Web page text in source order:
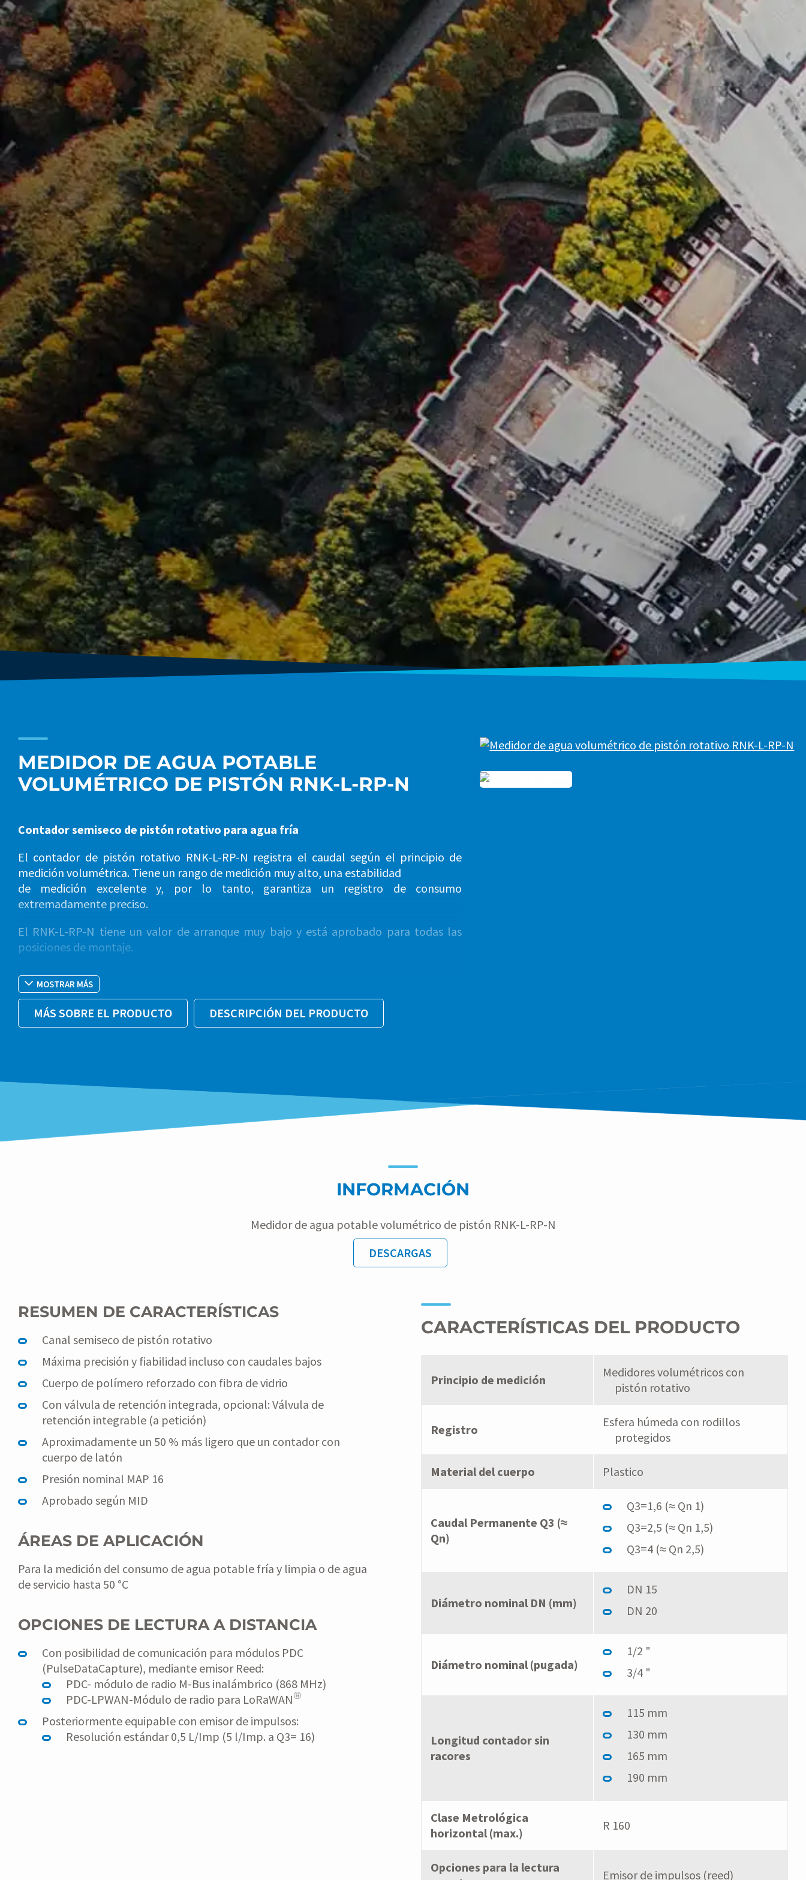
MEDIDOR DE AGUA POTABLE
VOLUMÉTRICO DE PISTÓN RNK-L-RP-N
Contador semiseco de pistón rotativo para agua fría
El contador de pistón rotativo RNK-L-RP-N registra el caudal según el principio de
medición volumétrica. Tiene un rango de medición muy alto, una estabilidad
de medición excelente y, por lo tanto, garantiza un registro de consumo
extremadamente preciso.
El RNK-L-RP-N tiene un valor de arranque muy bajo y está aprobado para todas las
posiciones de montaje.
El contador está equipado con una relojería de funcionamiento semiseco de 8 rodillos
(RP = Roller Protected).
El contador está pre-equipado para un montar un emisor Reed. Mediante un emisor
para el agua potable y está diseñada para una presión de funcionamiento de hasta 16
MOSTRAR MÁS
MÁS SOBRE EL PRODUCTO DESCRIPCIÓN DEL PRODUCTO
INFORMACIÓN
Medidor de agua potable volumétrico de pistón RNK-L-RP-N
DESCARGAS
RESUMEN DE CARACTERÍSTICAS
Canal semiseco de pistón rotativo
Máxima precisión y fiabilidad incluso con caudales bajos
Cuerpo de polímero reforzado con fibra de vidrio
Con válvula de retención integrada, opcional: Válvula de
retención integrable (a petición)
Aproximadamente un 50 % más ligero que un contador con
cuerpo de latón
Presión nominal MAP 16
Aprobado según MID
ÁREAS DE APLICACIÓN
Para la medición del consumo de agua potable fría y limpia o de agua
de servicio hasta 50 °C
OPCIONES DE LECTURA A DISTANCIA
Con posibilidad de comunicación para módulos PDC
(PulseDataCapture), mediante emisor Reed:
PDC- módulo de radio M-Bus inalámbrico (868 MHz)
PDC-LPWAN-Módulo de radio para LoRaWAN®
Posteriormente equipable con emisor de impulsos:
Resolución estándar 0,5 L/Imp (5 l/Imp. a Q3= 16)
CARACTERÍSTICAS DEL PRODUCTO
Principio de medición
Medidores volumétricos con
pistón rotativo
Registro
Esfera húmeda con rodillos
protegidos
Material del cuerpo Plastico
Caudal Permanente Q3 (≈
Qn)
Q3=1,6 (≈ Qn 1)
Q3=2,5 (≈ Qn 1,5)
Q3=4 (≈ Qn 2,5)
Diámetro nominal DN (mm)
DN 15
DN 20
Diámetro nominal (pugada)
1/2 "
3/4 "
Longitud contador sin
racores
115 mm
130 mm
165 mm
190 mm
Clase Metrológica
horizontal (max.)
R 160
Opciones para la lectura
Emisor de impulsos (reed)